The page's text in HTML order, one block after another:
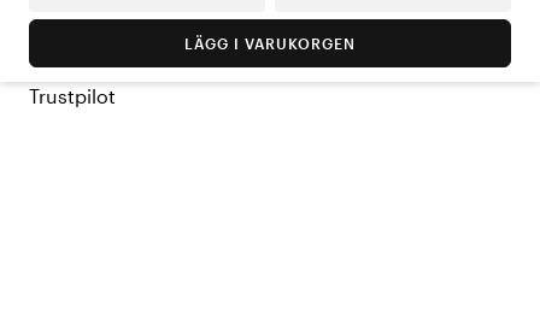
LÄGG I VARUKORGEN
Trustpilot